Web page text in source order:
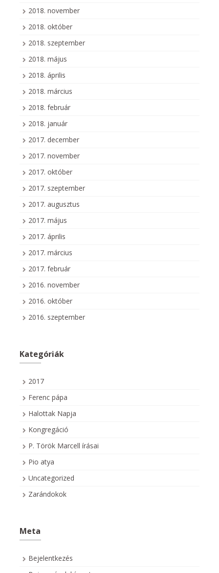
2018. november
2018. október
2018. szeptember
2018. május
2018. április
2018. március
2018. február
2018. január
2017. december
2017. november
2017. október
2017. szeptember
2017. augusztus
2017. május
2017. április
2017. március
2017. február
2016. november
2016. október
2016. szeptember
Kategóriák
2017
Ferenc pápa
Halottak Napja
Kongregáció
P. Török Marcell írásai
Pio atya
Uncategorized
Zarándokok
Meta
Bejelentkezés